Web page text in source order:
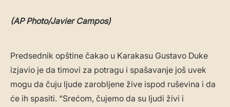
(AP Photo/Javier Campos)
Predsednik opštine čakao u Karakasu Gustavo Duke
izjavio je da timovi za potragu i spašavanje još uvek
mogu da čuju ljude zarobljene žive ispod ruševina i da
će ih spasiti. “Srećom, čujemo da su ljudi živi i